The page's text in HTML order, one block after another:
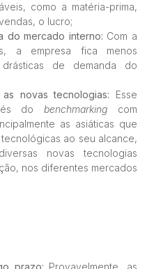
como a matéria-prima,
o lucro;
do mercado interno: Com a
a empresa fica menos
de demanda do
novas tecnologias: Esse
dobenchmarking com
as asiáticas que
ao seu alcance,
novas tecnologias
nos diferentes mercados
prazo: Provavelmente, as